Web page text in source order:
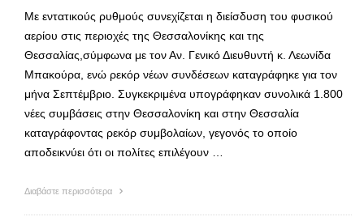
Με εντατικούς ρυθμούς συνεχίζεται η διείσδυση του φυσικού
αερίου στις περιοχές της Θεσσαλονίκης και της
Θεσσαλίας,σύμφωνα με τον Αν. Γενικό Διευθυντή κ. Λεωνίδα
Μπακούρα, ενώ ρεκόρ νέων συνδέσεων καταγράφηκε για τον
μήνα Σεπτέμβριο. Συγκεκριμένα υπογράφηκαν συνολικά 1.800
νέες συμβάσεις στην Θεσσαλονίκη και στην Θεσσαλία
καταγράφοντας ρεκόρ συμβολαίων, γεγονός το οποίο
αποδεικνύει ότι οι πολίτες επιλέγουν …
Διαβάστε περισσότερα